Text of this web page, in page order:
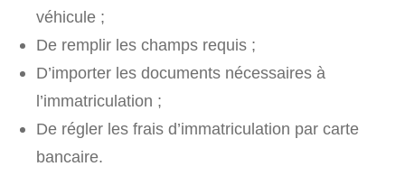
véhicule ;
De remplir les champs requis ;
D’importer les documents nécessaires à
l’immatriculation ;
De régler les frais d’immatriculation par carte
bancaire.